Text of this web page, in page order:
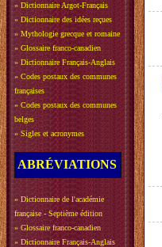
» Dictionnaire Argot-Français
» Dictionnaire des idées reçues
» Mythologie grecque et romaine
» Glossaire franco-canadien
» Dictionnaire Français-Anglais
» Codes postaux des communes
françaises
» Codes postaux des communes
belges
» Sigles et acronymes
ABRÉVIATIONS
» Dictionnaire de l'académie
française - Septième édition
» Glossaire franco-canadien
» Dictionnaire Français-Anglais